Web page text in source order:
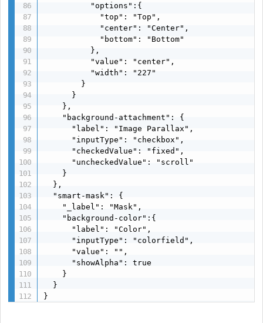
          "options":{
            "top": "Top",
            "center": "Center",
            "bottom": "Bottom"
          },
          "value": "center",
          "width": "227"
        }
      }
    },
    "background-attachment": {
      "label": "Image Parallax",
      "inputType": "checkbox",
      "checkedValue": "fixed",
      "uncheckedValue": "scroll"
    }
  },
  "smart-mask": {
    "_label": "Mask",
    "background-color":{
      "label": "Color",
      "inputType": "colorfield",
      "value": "",
      "showAlpha": true
    }
  }
}